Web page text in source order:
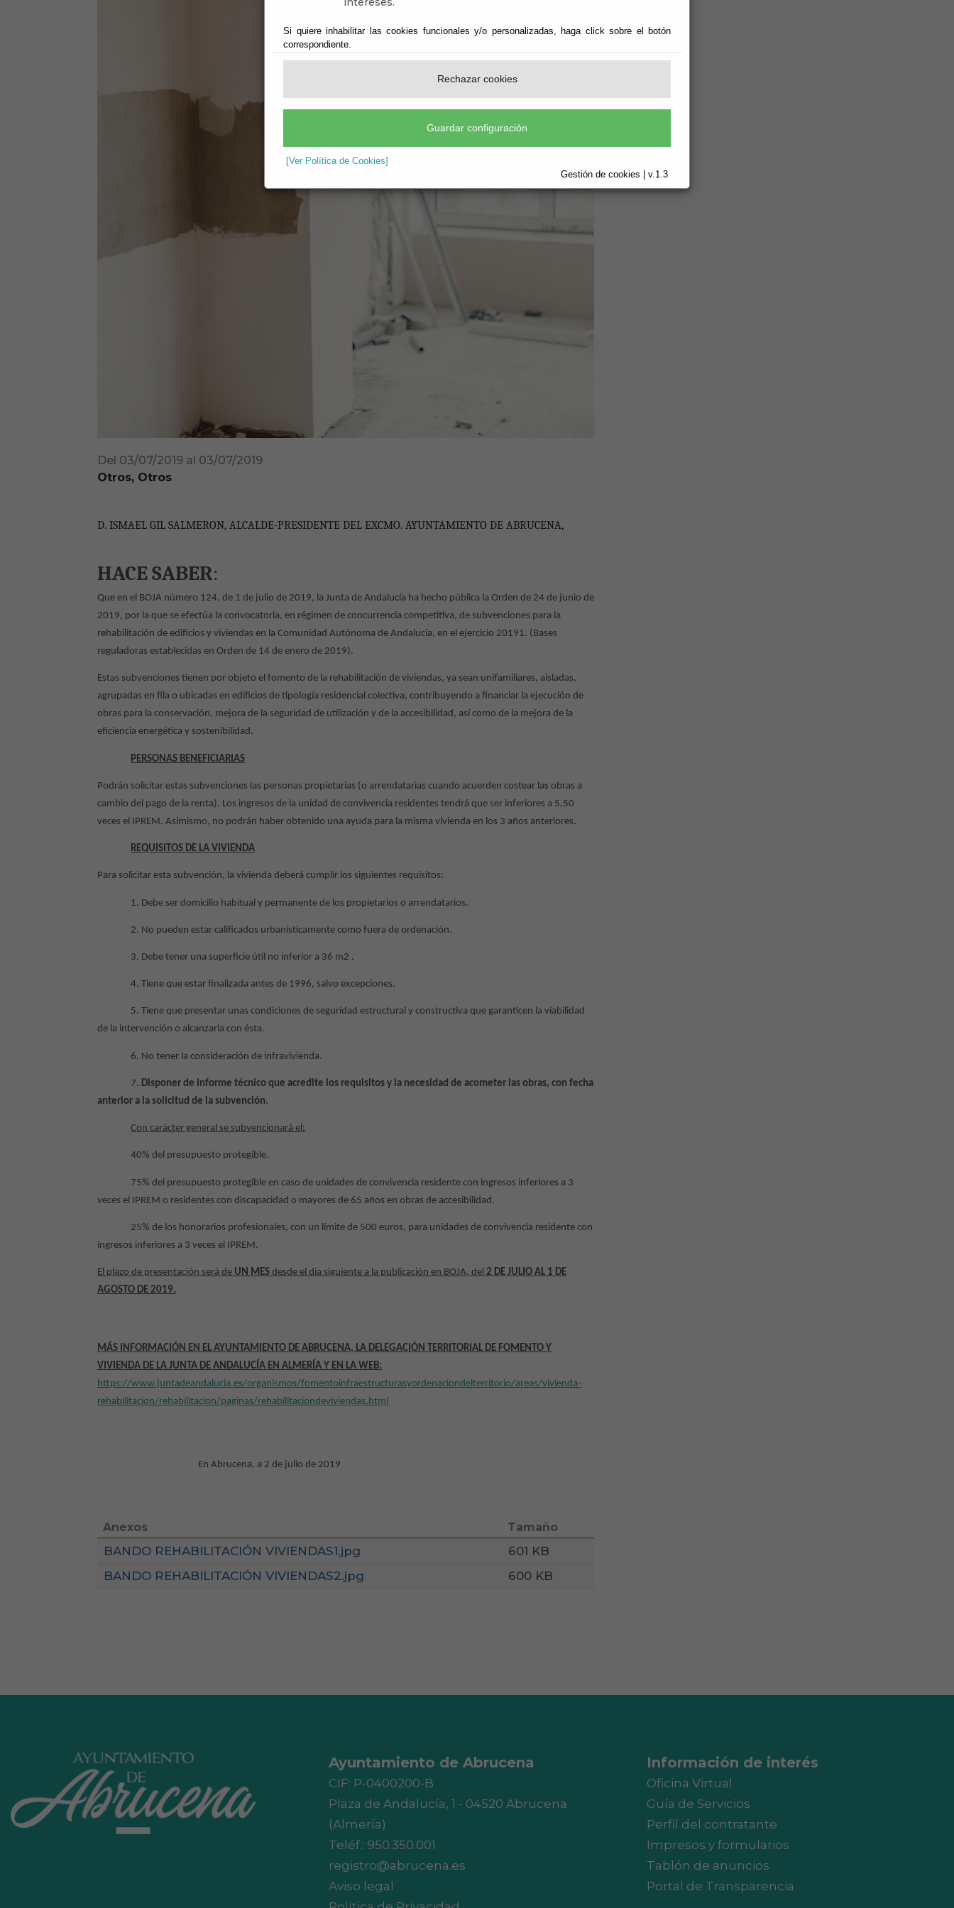
Si quiere inhabilitar las cookies funcionales y/o personalizadas, haga click sobre el botón
correspondiente.
Rechazar cookies
Guardar configuración
[Ver Política de Cookies]
Gestión de cookies | v.1.3
Del 03/07/2019 al 03/07/2019
Otros, Otros
D. ISMAEL GIL SALMERON, ALCALDE-PRESIDENTE DEL EXCMO. AYUNTAMIENTO DE ABRUCENA,
HACE SABER:
Que en el BOJA número 124, de 1 de julio de 2019, la Junta de Andalucía ha hecho pública la Orden de 24 de junio de
2019, por la que se efectúa la convocatoria, en régimen de concurrencia competitiva, de subvenciones para la
rehabilitación de edificios y viviendas en la Comunidad Autónoma de Andalucía, en el ejercicio 20191. (Bases
reguladoras establecidas en Orden de 14 de enero de 2019).
Estas subvenciones tienen por objeto el fomento de la rehabilitación de viviendas, ya sean unifamiliares, aisladas,
agrupadas en fila o ubicadas en edificios de tipología residencial colectiva, contribuyendo a financiar la ejecución de
obras para la conservación, mejora de la seguridad de utilización y de la accesibilidad, así como de la mejora de la
eficiencia energética y sostenibilidad.
PERSONAS BENEFICIARIAS
Podrán solicitar estas subvenciones las personas propietarias (o arrendatarias cuando acuerden costear las obras a
cambio del pago de la renta). Los ingresos de la unidad de convivencia residentes tendrá que ser inferiores a 5,50
veces el IPREM. Asimismo, no podrán haber obtenido una ayuda para la misma vivienda en los 3 años anteriores.
REQUISITOS DE LA VIVIENDA
Para solicitar esta subvención, la vivienda deberá cumplir los siguientes requisitos:
1. Debe ser domicilio habitual y permanente de los propietarios o arrendatarios.
2. No pueden estar calificados urbanísticamente como fuera de ordenación.
3. Debe tener una superficie útil no inferior a 36 m2 .
4. Tiene que estar finalizada antes de 1996, salvo excepciones.
5. Tiene que presentar unas condiciones de seguridad estructural y constructiva que garanticen la viabilidad
de la intervención o alcanzarla con ésta.
6. No tener la consideración de infravivienda.
7. Disponer de informe técnico que acredite los requisitos y la necesidad de acometer las obras, con fecha
anterior a la solicitud de la subvención.
Con carácter general se subvencionará el:
40% del presupuesto protegible.
75% del presupuesto protegible en caso de unidades de convivencia residente con ingresos inferiores a 3
veces el IPREM o residentes con discapacidad o mayores de 65 años en obras de accesibilidad.
25% de los honorarios profesionales, con un límite de 500 euros, para unidades de convivencia residente con
ingresos inferiores a 3 veces el IPREM.
El plazo de presentación será de UN MES desde el día siguiente a la publicación en BOJA, del 2 DE JULIO AL 1 DE
AGOSTO DE 2019.
MÁS INFORMACIÓN EN EL AYUNTAMIENTO DE ABRUCENA, LA DELEGACIÓN TERRITORIAL DE FOMENTO Y
VIVIENDA DE LA JUNTA DE ANDALUCÍA EN ALMERÍA Y EN LA WEB:
https://www.juntadeandalucia.es/organismos/fomentoinfraestructurasyordenaciondelterritorio/areas/vivienda-
rehabilitacion/rehabilitacion/paginas/rehabilitaciondeviviendas.html
En Abrucena, a 2 de julio de 2019
Anexos Tamaño
BANDO REHABILITACIÓN VIVIENDAS1.jpg
601 KB
BANDO REHABILITACIÓN VIVIENDAS2.jpg
600 KB
Ayuntamiento de Abrucena
CIF: P-0400200-B
Plaza de Andalucía, 1 - 04520 Abrucena
(Almería)
Teléf.: 950.350.001
registro@abrucena.es
Aviso legal
Información de interés
Oficina Virtual
Guía de Servicios
Perfil del contratante
Impresos y formularios
Tablón de anuncios
Portal de Transparencia